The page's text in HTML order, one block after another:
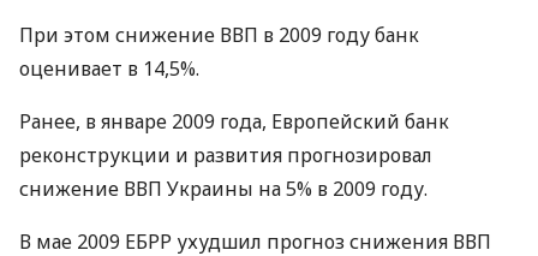
При этом снижение ВВП в 2009 году банк
оценивает в 14,5%.
Ранее, в январе 2009 года, Европейский банк
реконструкции и развития прогнозировал
снижение ВВП Украины на 5% в 2009 году.
В мае 2009 ЕБРР ухудшил прогноз снижения ВВП